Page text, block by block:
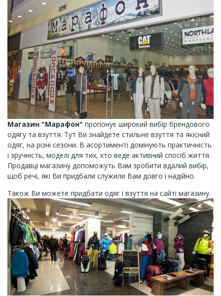
Магазин "Марафон" пропонує широкий вибір брендового
одягу та взуття. Тут Ви знайдете стильне взуття та якісний
одяг, на різні сезони. В асортименті домінують практичність
і зручність, моделі для тих, хто веде активний спосіб життя.
Продавці магазину допоможуть Вам зробити вдалий вибір,
щоб речі, які Ви придбали служили Вам довго і надійно.
Також Ви можете придбати одяг і взуття на сайті магазину.